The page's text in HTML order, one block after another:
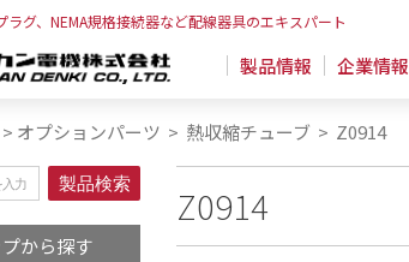
ラグ、NEMA規格接続器など配線器具のエキスパート
製品情報 企業情報
> オプションパーツ > 熱収縮チューブ > Z0914
から探す
Z0914